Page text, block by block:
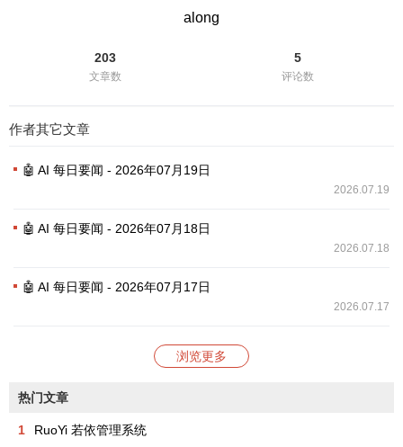
along
203
文章数
5
评论数
作者其它文章
🤖 AI 每日要闻 - 2026年07月19日
2026.07.19
🤖 AI 每日要闻 - 2026年07月18日
2026.07.18
🤖 AI 每日要闻 - 2026年07月17日
2026.07.17
浏览更多
热门文章
1
RuoYi 若依管理系统